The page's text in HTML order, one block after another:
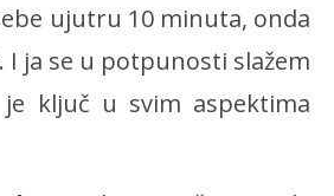
ujutru 10 minuta, onda
I ja se u potpunosti slažem
ključ u svim aspektima